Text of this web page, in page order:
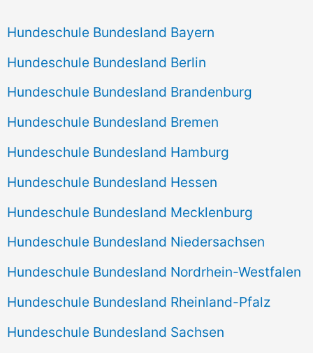
Hundeschule Bundesland Bayern
Hundeschule Bundesland Berlin
Hundeschule Bundesland Brandenburg
Hundeschule Bundesland Bremen
Hundeschule Bundesland Hamburg
Hundeschule Bundesland Hessen
Hundeschule Bundesland Mecklenburg
Hundeschule Bundesland Niedersachsen
Hundeschule Bundesland Nordrhein-Westfalen
Hundeschule Bundesland Rheinland-Pfalz
Hundeschule Bundesland Sachsen